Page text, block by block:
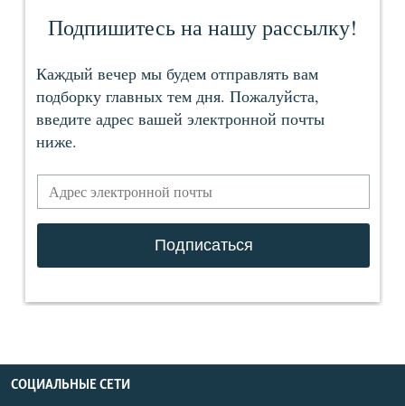
СОЦИАЛЬНЫЕ СЕТИ